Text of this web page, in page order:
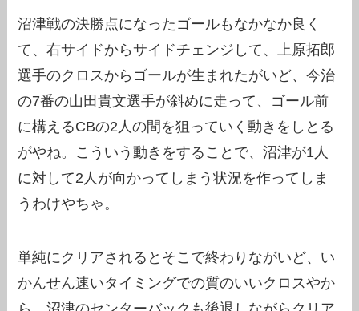
沼津戦の決勝点になったゴールもなかなか良く
て、右サイドからサイドチェンジして、上原拓郎
選手のクロスからゴールが生まれたがいど、今治
の7番の山田貴文選手が斜めに走って、ゴール前
に構えるCBの2人の間を狙っていく動きをしとる
がやね。こういう動きをすることで、沼津が1人
に対して2人が向かってしまう状況を作ってしま
うわけやちゃ。
単純にクリアされるとそこで終わりながいど、い
かんせん速いタイミングでの質のいいクロスやか